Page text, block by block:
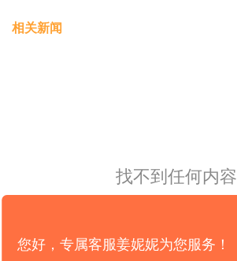
相关新闻
找不到任何内容
您好，专属客服姜妮妮为您服务！